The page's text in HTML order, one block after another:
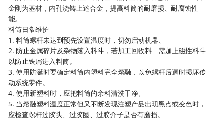
金刚为基材，内孔浇铸上述合金，提高料筒的耐磨损、耐腐蚀性
能。
料筒日常维护
1. 料筒螺杆未达到预先设置温度时，切勿启动机器、
2. 防止金属碎片及杂物落入料斗，若加工回收料，需加上磁性料斗
以防止铁屑进入料筒。
3. 使用防涎时要确定料筒内塑料完全熔融，以免螺杆后退时损坏传
动系统零件。
4. 使用新塑料时，应把料筒的余料清洗干净。
5. 当熔融塑料温度正常但又不断发现注塑产品出现黑点或变色时，
应检查螺杆过胶头、过胶圈、过胶介子是否有磨损。